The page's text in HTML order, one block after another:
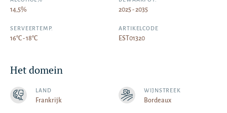
14,5% 2025 - 2035
SERVEERTEMP.
16°C - 18°C
ARTIKELCODE
EST01320
Het domein
LAND
Frankrijk
WIJNSTREEK
Bordeaux